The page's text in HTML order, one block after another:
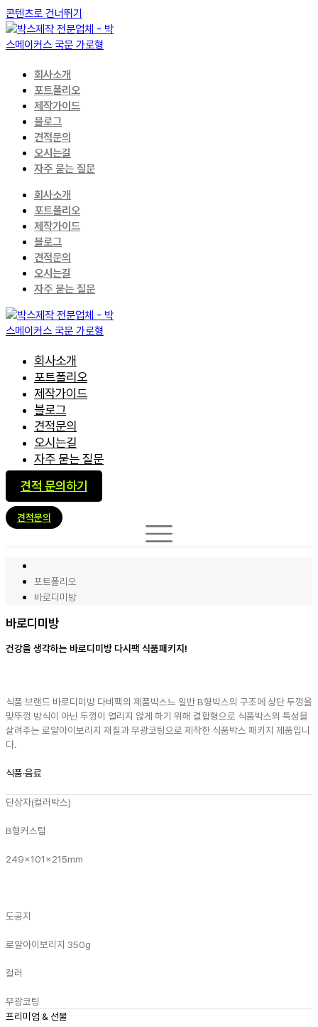
콘텐츠로 건너뛰기
회사소개
포트폴리오
제작가이드
블로그
견적문의
오시는길
자주 묻는 질문
회사소개
포트폴리오
제작가이드
블로그
견적문의
오시는길
자주 묻는 질문
회사소개
포트폴리오
제작가이드
블로그
견적문의
오시는길
자주 묻는 질문
견적 문의하기
견적문의
포트폴리오
바로디미방
바로디미방
건강을 생각하는 바로디미방 다시팩 식품패키지!
식품 브랜드 바로디미방 다비팩의 제품박스느 일반 B형박스의 구조에 상단 두껑을
맞뚜껑 방식이 아닌 두껑이 열리지 않게 하기 위해 결합형으로 식품박스의 특성을
살려주는 로얄아이보리지 재질과 무광코팅으로 제작한 식품박스 패키지 제품입니
다.
식품·음료
단상자(컬러박스)
B형커스텀
249x101x215mm
도공지
로얄아이보리지 350g
컬러
무광코팅
프리미엄 & 선물